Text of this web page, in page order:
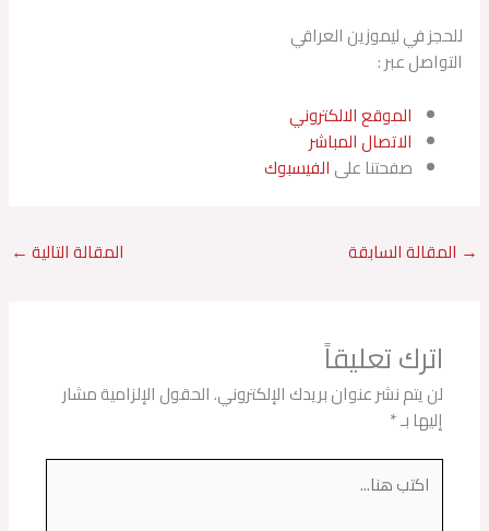
للحجز في ليموزين العراقي
التواصل عبر :
الموقع الالكتروني
الاتصال المباشر
صفحتنا على الفيسبوك
→ المقالة السابقة المقالة التالية ←
اترك تعليقاً
لن يتم نشر عنوان بريدك الإلكتروني.الحقول الإلزامية مشار
إليها بـ*
اكتب
هنا...